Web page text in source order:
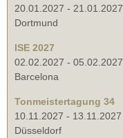
20.01.2027 - 21.01.2027
Dortmund
ISE 2027
02.02.2027 - 05.02.2027
Barcelona
Tonmeistertagung 34
10.11.2027 - 13.11.2027
Düsseldorf